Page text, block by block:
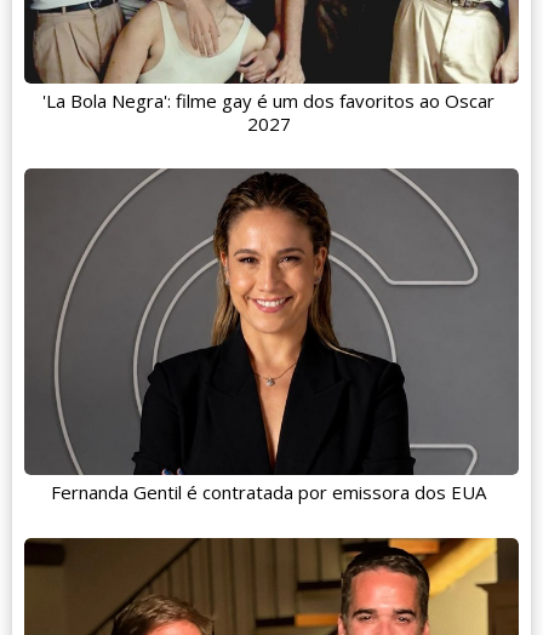
'La Bola Negra': filme gay é um dos favoritos ao Oscar
2027
Fernanda Gentil é contratada por emissora dos EUA